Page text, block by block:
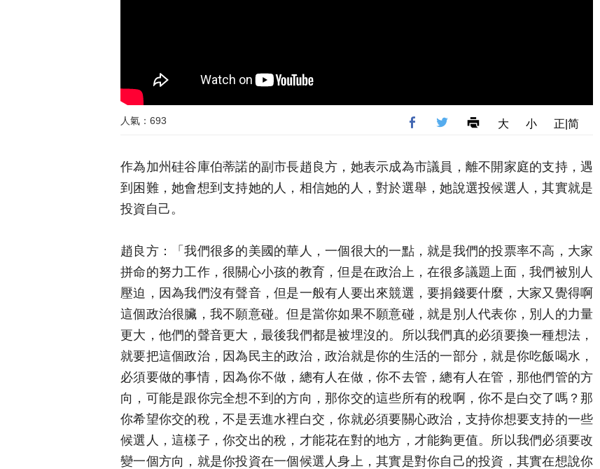
人氣：693 大 小 正|简
作為加州硅谷庫伯蒂諾的副市長趙良方，她表示成為市議員，離不開家庭的支持，遇
到困難，她會想到支持她的人，相信她的人，對於選舉，她說選投候選人，其實就是
投資自己。
趙良方：「我們很多的美國的華人，一個很大的一點，就是我們的投票率不高，大家
拼命的努力工作，很關心小孩的教育，但是在政治上，在很多議題上面，我們被別人
壓迫，因為我們沒有聲音，但是一般有人要出來競選，要捐錢要什麼，大家又覺得啊
這個政治很臟，我不願意碰。但是當你如果不願意碰，就是別人代表你，別人的力量
更大，他們的聲音更大，最後我們都是被埋沒的。所以我們真的必須要換一種想法，
就要把這個政治，因為民主的政治，政治就是你的生活的一部分，就是你吃飯喝水，
必須要做的事情，因為你不做，總有人在做，你不去管，總有人在管，那他們管的方
向，可能是跟你完全想不到的方向，那你交的這些所有的稅啊，你不是白交了嗎？那
你希望你交的稅，不是丟進水裡白交，你就必須要關心政治，支持你想要支持的一些
候選人，這樣子，你交出的稅，才能花在對的地方，才能夠更值。所以我們必須要改
變一個方向，就是你投資在一個候選人身上，其實是對你自己的投資，其實在想說你